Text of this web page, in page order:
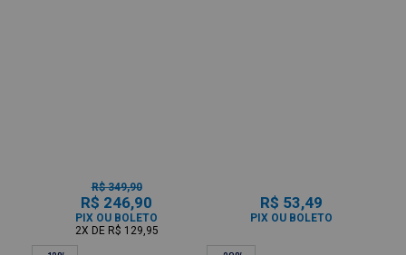
R$ 349,90
R$ 246,90
PIX OU BOLETO
2X DE R$ 129,95
R$ 53,49
PIX OU BOLETO